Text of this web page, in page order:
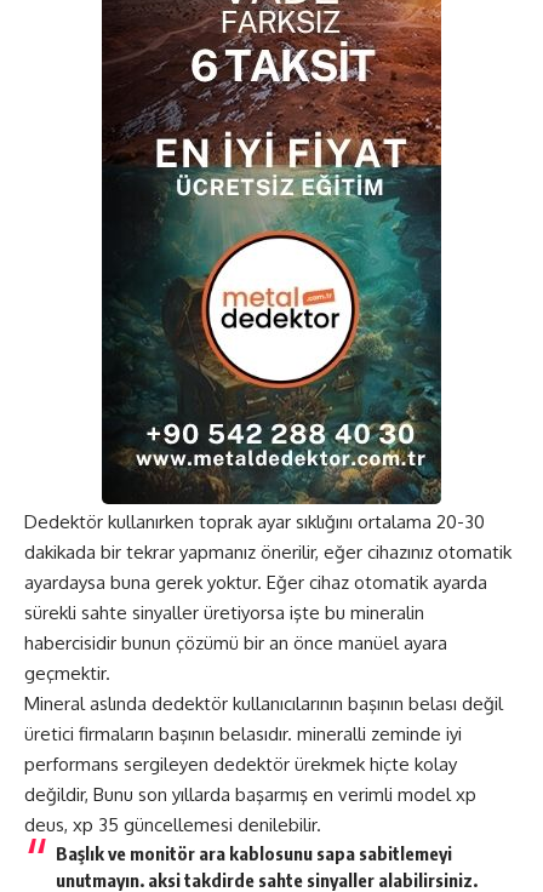
Dedektör kullanırken toprak ayar sıklığını ortalama 20-30
dakikada bir tekrar yapmanız önerilir, eğer cihazınız otomatik
ayardaysa buna gerek yoktur. Eğer cihaz otomatik ayarda
sürekli sahte sinyaller üretiyorsa işte bu mineralin
habercisidir bunun çözümü bir an önce manüel ayara
geçmektir.
Mineral aslında dedektör kullanıcılarının başının belası değil
üretici firmaların başının belasıdır. mineralli zeminde iyi
performans sergileyen dedektör ürekmek hiçte kolay
değildir, Bunu son yıllarda başarmış en verimli model xp
deus, xp 35 güncellemesi denilebilir.
Başlık ve monitör ara kablosunu sapa sabitlemeyi
unutmayın. aksi takdirde sahte sinyaller alabilirsiniz.